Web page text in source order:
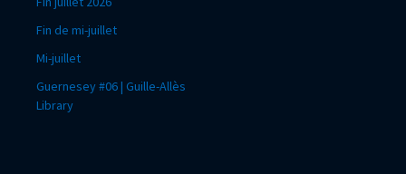
Fin de mi-juillet
Mi-juillet
Guernesey #06 | Guille-Allès
Library